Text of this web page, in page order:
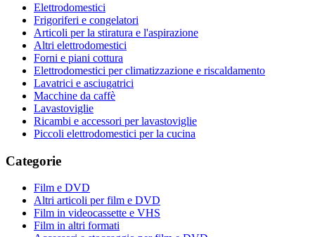
Elettrodomestici
Frigoriferi e congelatori
Articoli per la stiratura e l'aspirazione
Altri elettrodomestici
Forni e piani cottura
Elettrodomestici per climatizzazione e riscaldamento
Lavatrici e asciugatrici
Macchine da caffè
Lavastoviglie
Ricambi e accessori per lavastoviglie
Piccoli elettrodomestici per la cucina
Categorie
Film e DVD
Altri articoli per film e DVD
Film in videocassette e VHS
Film in altri formati